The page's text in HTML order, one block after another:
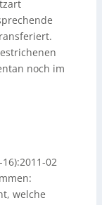
noch im
02
welche